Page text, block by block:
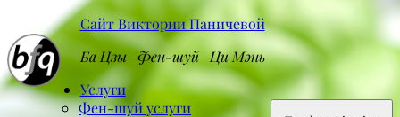
Сайт Виктории Паничевой
Ба Цзы Фен-шуй Ци Мэнь
Услуги
Фен-шуй услуги